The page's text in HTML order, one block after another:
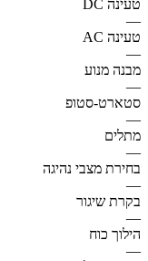
טעינה DC
—
טעינה AC
—
מבנה מנוע
—
סטארט-סטופ
—
מתלים
—
בחירת מצבי נהיגה
—
בקרת שיגור
—
הילוך כוח
—